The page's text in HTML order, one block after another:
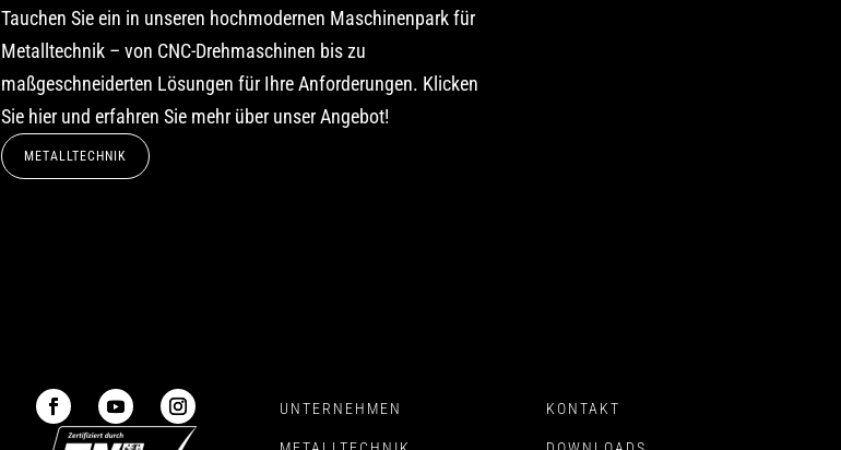
Tauchen Sie ein in unseren hochmodernen Maschinenpark für
Metalltechnik – von CNC-Drehmaschinen bis zu
maßgeschneiderten Lösungen für Ihre Anforderungen. Klicken
Sie hier und erfahren Sie mehr über unser Angebot!
METALLTECHNIK
UNTERNEHMEN KONTAKT